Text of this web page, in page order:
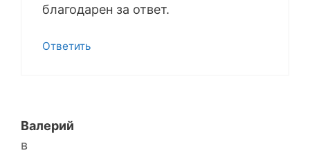
благодарен за ответ.
Ответить
Валерий
в